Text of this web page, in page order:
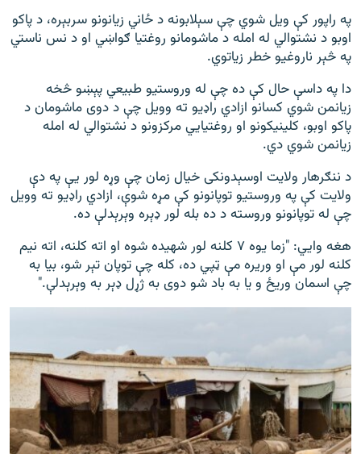
په راپور کې ویل شوي چې سېلابونه د ځاني زیانونو سربېره، د پاکو
اوبو د نشتوالي له امله د ماشومانو روغتیا ګواښي او د نس ناستي
په څېر ناروغیو خطر زیاتوي.
دا په داسې حال کې ده چې له وروستیو طبیعي پېښو څخه
زیانمن شوي کسانو ازادي راډيو ته وویل چې د دوی ماشومان د
پاکو اوبو، کلینیکونو او روغتیايي مرکزونو د نشتوالي له امله
زیانمن شوي دي.
د ننګرهار ولایت اوسېدونکی خیال زمان چې وړه لور یې په دې
ولایت کې په وروستیو توپانونو کې مړه شوې، ازادي راډیو ته وویل
چې له توپانونو وروسته د ده بله لور ډېره وېرېدلې ده.
هغه وايي: "زما یوه ۷ کلنه لور شهیده شوه او اته کلنه، اته نیم
کلنه لور مې او وریره مې ټپي ده، کله چې توپان تېر شو، بیا به
چې اسمان وریځ و یا به باد شو دوی به ژړل ډېر به وېرېدلې."